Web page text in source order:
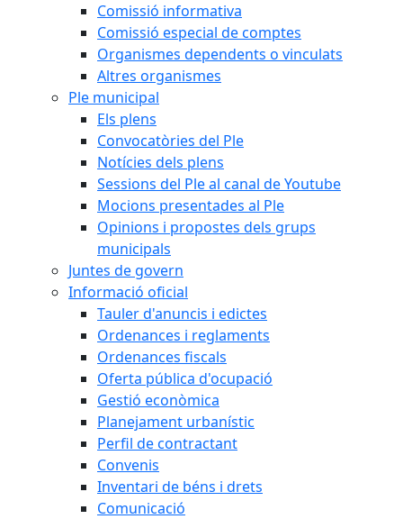
Comissió informativa
Comissió especial de comptes
Organismes dependents o vinculats
Altres organismes
Ple municipal
Els plens
Convocatòries del Ple
Notícies dels plens
Sessions del Ple al canal de Youtube
Mocions presentades al Ple
Opinions i propostes dels grups
municipals
Juntes de govern
Informació oficial
Tauler d'anuncis i edictes
Ordenances i reglaments
Ordenances fiscals
Oferta pública d'ocupació
Gestió econòmica
Planejament urbanístic
Perfil de contractant
Convenis
Inventari de béns i drets
Comunicació